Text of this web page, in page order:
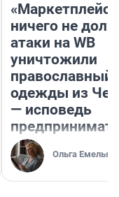
«Маркетплейс
ничего не
атаки на WB
уничтожили
православный
одежды из
— исповедь
Ольга